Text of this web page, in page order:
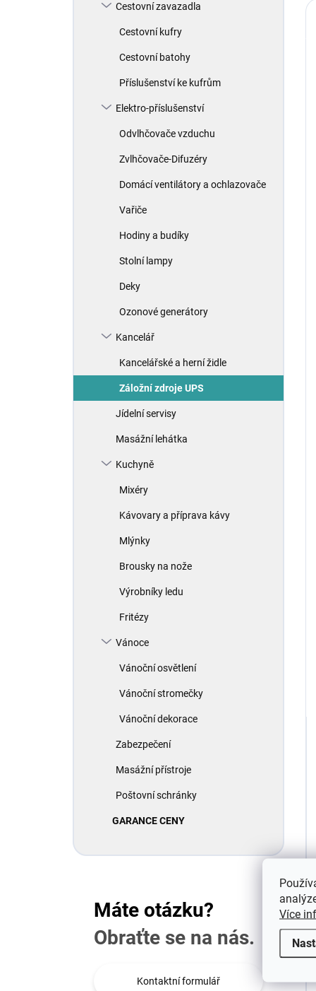
Více
Cestovní zavazadla
Cestovní kufry
Cestovní batohy
Příslušenství ke kufrům
Elektro-příslušenství
Odvlhčovače vzduchu
Zvlhčovače-Difuzéry
Domácí ventilátory a ochlazovače
Vařiče
Hodiny a budíky
Stolní lampy
Deky
Ozonové generátory
Kancelář
Kancelářské a herní židle
Záložní zdroje UPS
Jídelní servisy
Masážní lehátka
Kuchyně
Mixéry
Kávovary a příprava kávy
Mlýnky
Brousky na nože
Výrobníky ledu
Fritézy
Vánoce
Vánoční osvětlení
Vánoční stromečky
Vánoční dekorace
Zabezpečení
Masážní přístroje
Poštovní schránky
GARANCE CENY
Máte otázku?
Obraťte se na nás.
Kontaktní formulář